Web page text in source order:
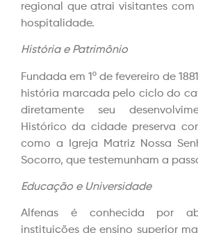
regional que atrai visitantes com
hospitalidade.
História e Patrimônio
Fundada em 1º de fevereiro de
história marcada pelo ciclo do
diretamente seu
Histórico da cidade preserva
como a Igreja Matriz Nossa
Socorro, que testemunham a
Educação e Universidade
Alfenas é conhecida por
instituições de ensino superior